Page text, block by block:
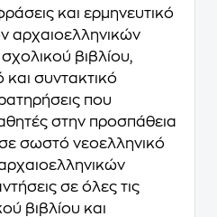
και ερμηνευτικό
αρχαιοελληνικών
βιβλίου,
συντακτικό
που
στην προσπάθεια
σε σωστό νεοελληνικό
σε όλες τις
βιβλίου και